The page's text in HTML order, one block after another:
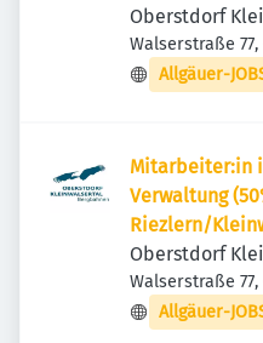
Oberstdorf
Walserstraße
Allgäuer-
Mitarbeiter:in
Verwaltung
Riezlern/
Oberstdorf
Walserstraße
Allgäuer-